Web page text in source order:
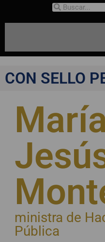
CON SELLO
ministra de
Pública